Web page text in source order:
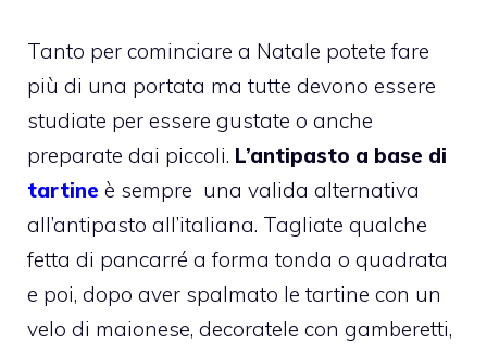
Tanto per cominciare a Natale potete fare
più di una portata ma tutte devono essere
studiate per essere gustate o anche
preparate dai piccoli. L’antipasto a base di
tartine è sempre una valida alternativa
all’antipasto all’italiana. Tagliate qualche
fetta di pancarré a forma tonda o quadrata
e poi, dopo aver spalmato le tartine con un
velo di maionese, decoratele con gamberetti,